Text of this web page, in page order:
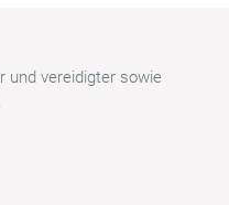
und vereidigter sowie